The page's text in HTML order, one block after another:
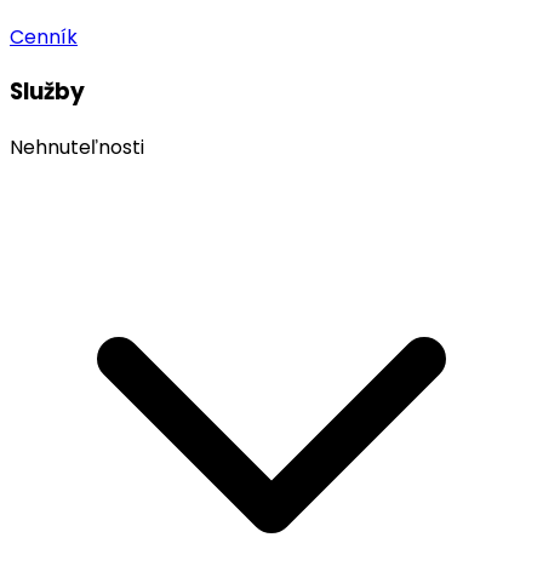
Cenník
Služby
Nehnuteľnosti